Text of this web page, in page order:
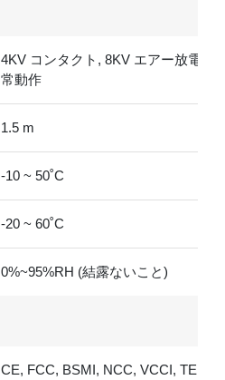
4KV コンタクト, 8KV エアー放電後
常動作
1.5 m
-10 ~ 50˚C
-20 ~ 60˚C
0%~95%RH (結露ないこと)
CE, FCC, BSMI, NCC, VCCI,